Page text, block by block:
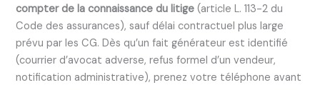
compter de la connaissance du litige (article L. 113-2 du
Code des assurances), sauf délai contractuel plus large
prévu par les CG. Dès qu’un fait générateur est identifié
(courrier d’avocat adverse, refus formel d’un vendeur,
notification administrative), prenez votre téléphone avant